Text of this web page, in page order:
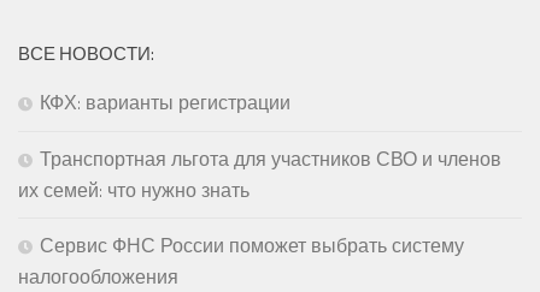
ВСЕ НОВОСТИ:
КФХ: варианты регистрации
Транспортная льгота для участников СВО и членов
их семей: что нужно знать
Сервис ФНС России поможет выбрать систему
налогообложения